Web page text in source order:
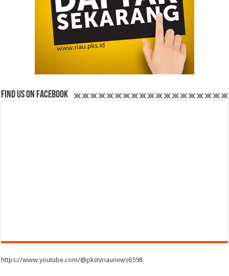
Find us on Facebook
https://www.youtube.com/@pkstvriaunews6598